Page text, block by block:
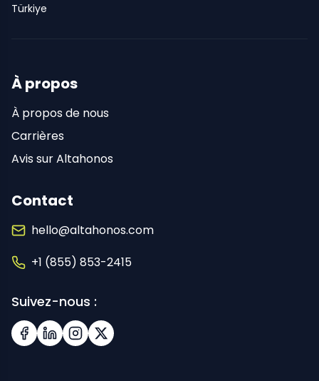
Türkiye
À propos
À propos de nous
Carrières
Avis sur Altahonos
Contact
hello@altahonos.com
+1 (855) 853-2415
Suivez-nous :
Facebook
LinkedInInstagramX (Twitter)